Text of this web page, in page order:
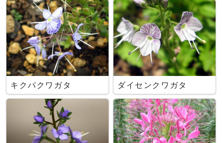
キクバクワガタ ダイセンクワガタ